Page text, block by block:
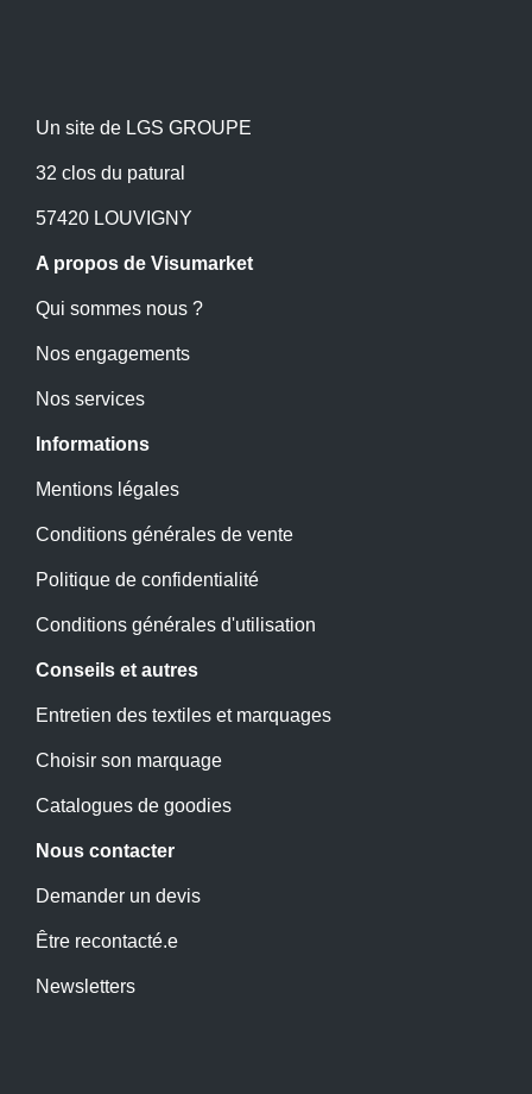
Un site de LGS GROUPE
32 clos du patural
57420 LOUVIGNY
A propos de Visumarket
Qui sommes nous ?
Nos engagements
Nos services
Informations
Mentions légales
Conditions générales de vente
Politique de confidentialité
Conditions générales d'utilisation
Conseils et autres
Entretien des textiles et marquages
Choisir son marquage
Catalogues de goodies
Nous contacter
Demander un devis
Être recontacté.e
Newsletters